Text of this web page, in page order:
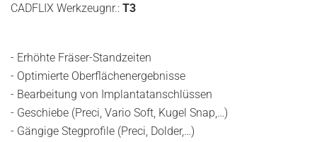
CADFLIX Werkzeugnr.: T3
- Erhöhte Fräser-Standzeiten
- Optimierte Oberflächenergebnisse
- Bearbeitung von Implantatanschlüssen
- Geschiebe (Preci, Vario Soft, Kugel Snap,…)
- Gängige Stegprofile (Preci, Dolder,…)